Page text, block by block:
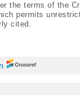
the terms of the
permits
cited.